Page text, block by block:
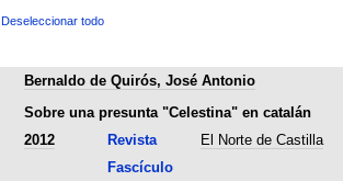
Deseleccionar todo
Bernaldo de Quirós, José Antonio
Sobre una presunta "Celestina" en catalán
2012 Revista
El Norte de Castilla
Fascículo